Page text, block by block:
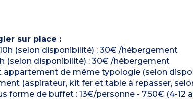
sur place :
(selon disponibilité) : 30€ /hébergement
(selon disponibilité) : 30€ /hébergement
appartement de même typologie (selon
(aspirateur, kit fer et table à repasser,
forme de buffet : 13€/personne - 7.50€ (4-12